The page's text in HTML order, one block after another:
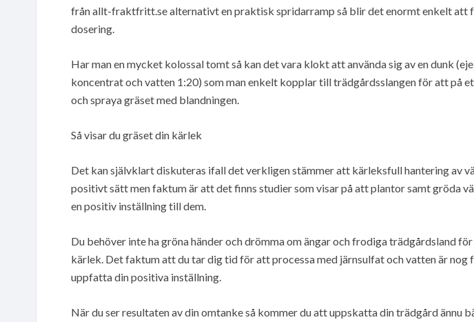
från allt-fraktfritt.se alternativt en praktisk spridarramp så blir det enormt enkelt att
dosering.
Har man en mycket kolossal tomt så kan det vara klokt att använda sig av en dunk
koncentrat och vatten 1:20) som man enkelt kopplar till trädgårdsslangen för att på
och spraya gräset med blandningen.
Så visar du gräset din kärlek
Det kan självklart diskuteras ifall det verkligen stämmer att kärleksfull hantering av
positivt sätt men faktum är att det finns studier som visar på att plantor samt gröda
en positiv inställning till dem.
Du behöver inte ha gröna händer och drömma om ängar och frodiga trädgårdsland
kärlek. Det faktum att du tar dig tid för att processa med järnsulfat och vatten är nog
uppfatta din positiva inställning.
När du ser resultaten av din omtanke så kommer du att uppskatta din trädgård ännu